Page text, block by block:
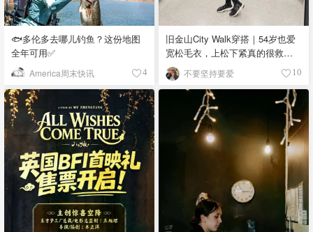
🐟多伦多去哪儿钓鱼？这份地图
全年可用✅
America周末快讯 4
旧金山City Walk穿搭｜54岁也爱
宽松毛衣，上松下紧真的很救比
例
不要坚持要爱 10